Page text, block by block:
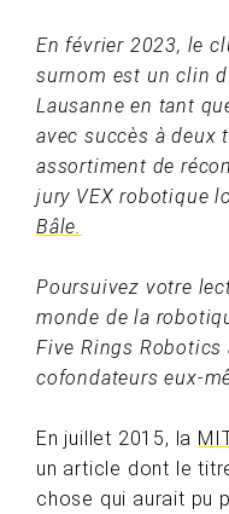
En février 2023, le
surnom est un clin
Lausanne en tant
avec succès à deux
assortiment de
jury VEX robotique
Bâle.
Poursuivez votre
monde de la
Five Rings
cofondateurs eux-
En juillet 2015, la
un article dont le
chose qui aurait pu